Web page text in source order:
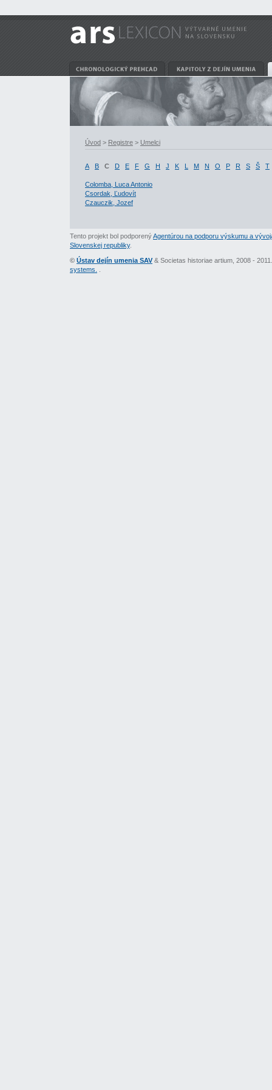
Úvod > Registre > Umelci
A B C D E F G H J K L M N O P R S Š T
Colomba, Luca Antonio
Csordak, Ľudovít
Czauczik, Jozef
Tento projekt bol podporenýAgentúrou na podporu výskumu a
Slovenskej republiky.
© Ústav dejín umenia SAV & Societas historiae artium, 2008 -
systems.